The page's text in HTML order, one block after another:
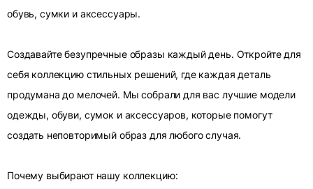
обувь, сумки и аксессуары.
Создавайте безупречные образы каждый день. Откройте для
себя коллекцию стильных решений, где каждая деталь
продумана до мелочей. Мы собрали для вас лучшие модели
одежды, обуви, сумок и аксессуаров, которые помогут
создать неповторимый образ для любого случая.
Почему выбирают нашу коллекцию: